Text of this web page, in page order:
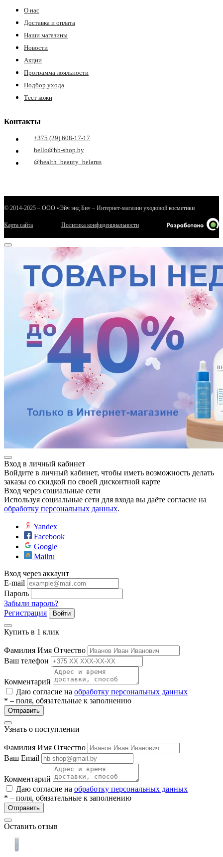
О нас
Доставка и оплата
Наши магазины
Новости
Акции
Программа лояльности
Подбор ухода
Тест кожи
Контакты
+375 (29) 608-17-17
hello@hb-shop.by
@health_beauty_belarus
© 2014-2025 – ООО «Эйч энд Би» – Интернет-магазин уходовой косметики
Карта сайта Политика конфиденциальности
Вход в личный кабинет
Войдите в личный кабинет, чтобы иметь возможность делать
заказы со скидкой по своей дисконтной карте
Вход через социальные сети
Используя социальные сети для входа вы даёте согласие на
обработку персональных данных.
Yandex
Facebook
Google
Mailru
Вход через аккаунт
E-mail
Пароль
Забыли пароль?
Регистрация
Войти
Купить в 1 клик
Фамилия Имя Отчество
Ваш телефон
Комментарий
Даю согласие на обработку персональных данных
* – поля, обязательные к заполнению
Отправить
Узнать о поступлении
Фамилия Имя Отчество
Ваш Email
Комментарий
Даю согласие на обработку персональных данных
* – поля, обязательные к заполнению
Отправить
Оставить отзыв